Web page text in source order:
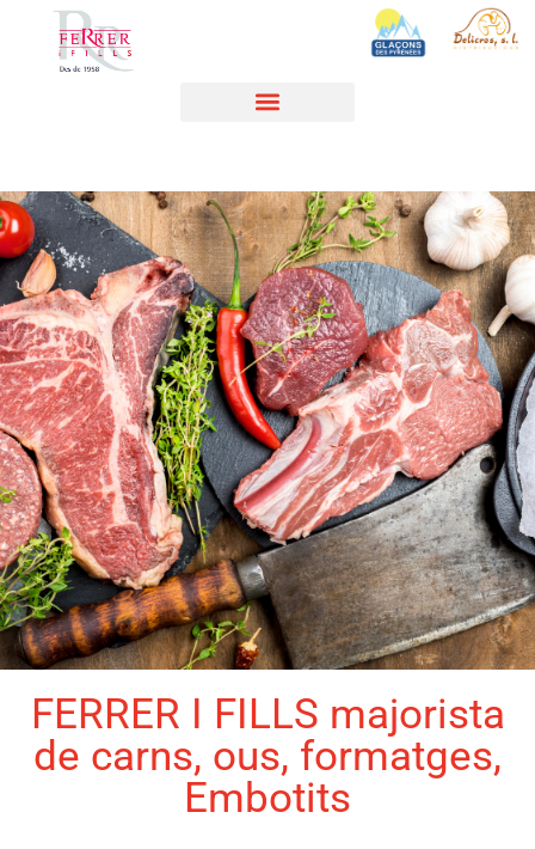
FERRER I FILLS majorista
de carns, ous, formatges,
Embotits